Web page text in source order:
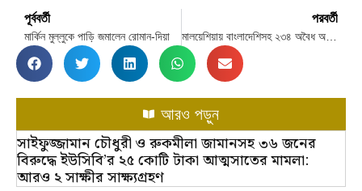
পূর্ববর্তী
মার্কিন মুল্লুকে পাড়ি জমালেন রোমান-দিয়া
পরবর্তী
মালয়েশিয়ায় বাংলাদেশিসহ ২৩৪ অবৈধ অভিবাসী আটক
আরও পড়ুন
সাইফুজ্জামান চৌধুরী ও রুকমীলা জামানসহ ৩৬ জনের
বিরুদ্ধে ইউসিবি’র ২৫ কোটি টাকা আত্মসাতের মামলা:
আরও ২ সাক্ষীর সাক্ষ্যগ্রহণ